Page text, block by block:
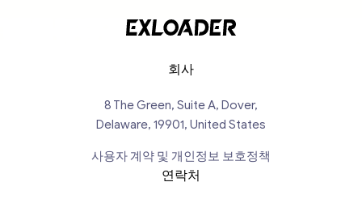
회사
8 The Green, Suite A, Dover,
Delaware, 19901, United States
사용자 계약 및 개인정보 보호정책
연락처